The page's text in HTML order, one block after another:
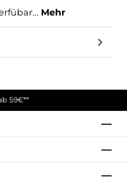
Mehr
59€**